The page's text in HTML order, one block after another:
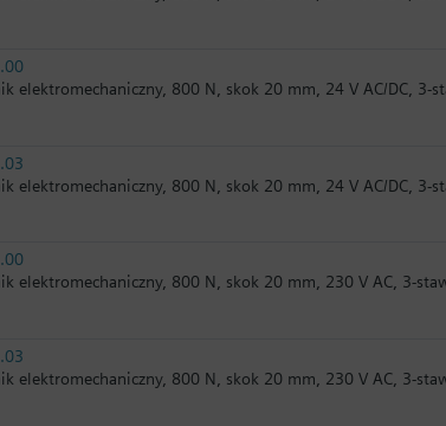
elektromechaniczny, 800 N, skok 20 mm, 24 V AC/DC, 3-
elektromechaniczny, 800 N, skok 20 mm, 24 V AC/DC, 3-
elektromechaniczny, 800 N, skok 20 mm, 230 V AC, 3-
elektromechaniczny, 800 N, skok 20 mm, 230 V AC, 3-